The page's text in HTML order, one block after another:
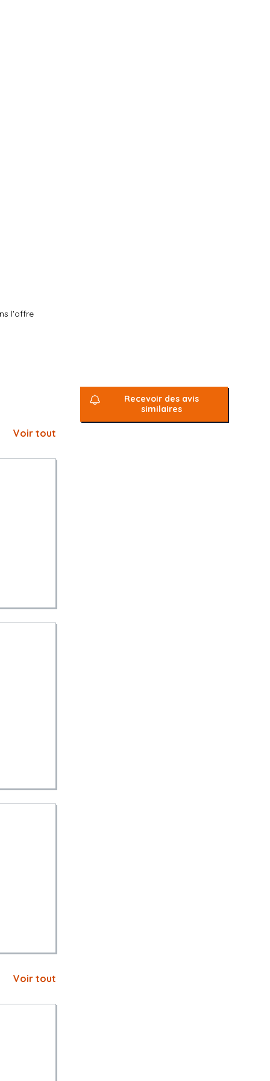
l'offre
Voir tout
Voir tout
Recevoir des avis
similaires